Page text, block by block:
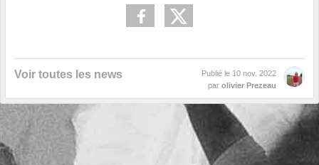
Voir toutes les news Publié le 10 nov. 2022
par olivier Prezeau